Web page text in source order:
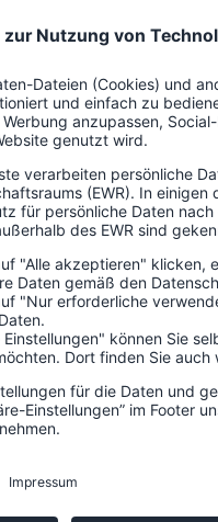
Schleswig-Flensburg,
K.